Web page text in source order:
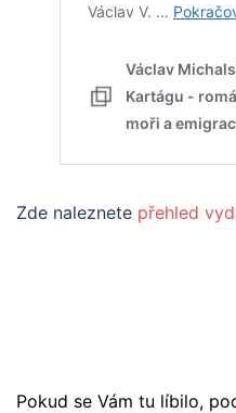
Zde naleznete přehled
Pokud se Vám tu líbilo,